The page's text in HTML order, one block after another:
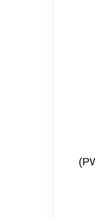
تطوير تطبيقات الويب التقدمية (PWA)